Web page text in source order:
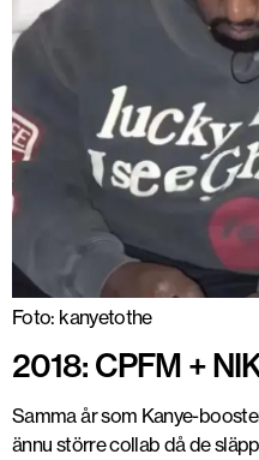
Foto: kanyetothe
2018: CPFM +
Samma år som Kanye-
ännu större collab då de